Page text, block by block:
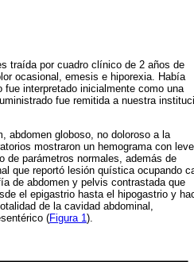
traída por cuadro clínico de 2 años de
ocasional, emesis e hiporexia. Había
interpretado inicialmente como una
fue remitida a nuestra
abdomen globoso, no doloroso a la
mostraron un hemograma con leve
de parámetros normales, además de
que reportó lesión quística ocupando
de abdomen y pelvis contrastada que
el epigastrio hasta el hipogastrio y
de la cavidad abdominal,
(Figura 1).